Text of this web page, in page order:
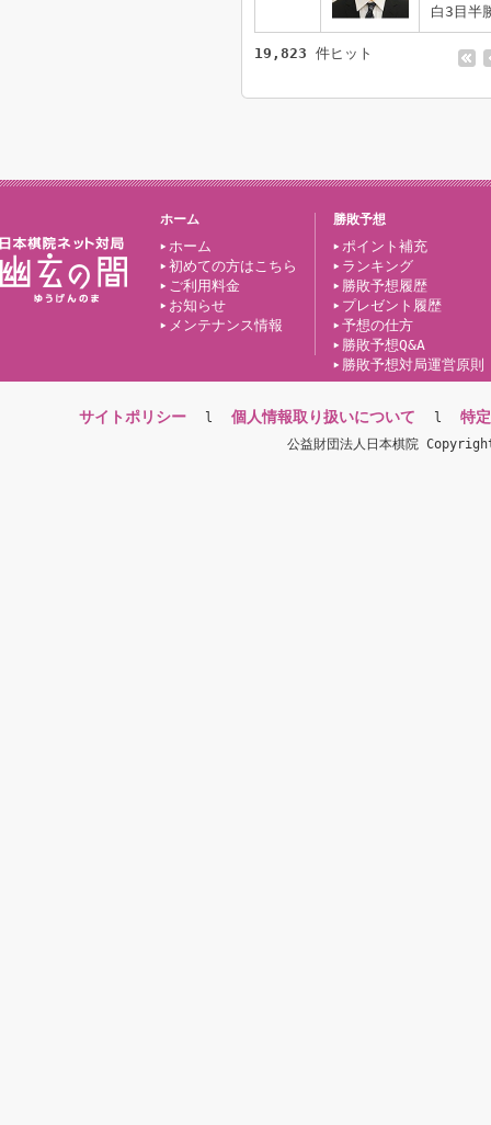
白3目半
19,823 件ヒット
ホーム
ホーム
初めての方はこちら
ご利用料金
お知らせ
メンテナンス情報
勝敗予想
ポイント補充
ランキング
勝敗予想履歴
プレゼント履歴
予想の仕方
勝敗予想Q&A
勝敗予想対局運営原則
サイトポリシー l 個人情報取り扱いについて l 特
公益財団法人日本棋院